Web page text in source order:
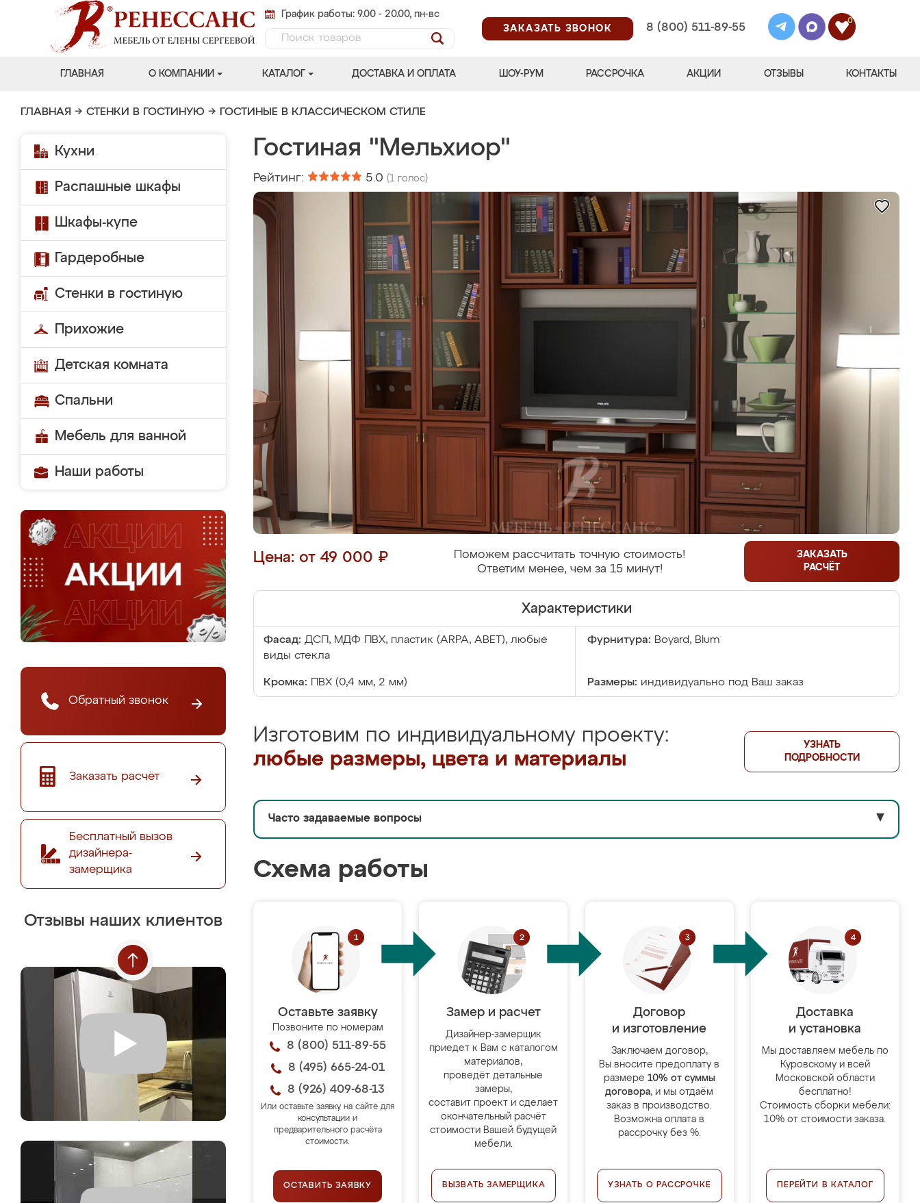
График работы: 9.00 - 20.00, пн-вс
ЗАКАЗАТЬ ЗВОНОК
8 (800) 511-89-55
0
ГЛАВНАЯ О КОМПАНИИ КАТАЛОГ ДОСТАВКА И ОПЛАТА ШОУ-РУМ РАССРОЧКА АКЦИИ ОТЗЫВЫ КОНТАКТЫ
ГЛАВНАЯ → СТЕНКИ В ГОСТИНУЮ → ГОСТИНЫЕ В КЛАССИЧЕСКОМ СТИЛЕ
Кухни
Распашные шкафы
Шкафы-купе
Гардеробные
Стенки в гостиную
Прихожие
Детская комната
Спальни
Мебель для ванной
Наши работы
Обратный звонок
Заказать расчёт
Бесплатный вызов
дизайнера-
замерщика
Отзывы наших клиентов
Гостиная "Мельхиор"
Рейтинг: 5.0 (1 голос)
Цена: от 49 000 ₽
Поможем рассчитать точную стоимость!
Ответим менее, чем за 15 минут!
ЗАКАЗАТЬ
РАСЧЁТ
Характеристики
Фасад: ДСП, МДФ ПВХ, пластик (ARPA, ABET), любые
виды стекла
Фурнитура: Boyard, Blum
Кромка: ПВХ (0,4 мм, 2 мм) Размеры: индивидуально под Ваш заказ
Изготовим по индивидуальному проекту:
любые размеры, цвета и материалы
УЗНАТЬ
ПОДРОБНОСТИ
Часто задаваемые вопросы ▼
Схема работы
Оставьте заявку
Позвоните по номерам
8 (800) 511-89-55
8 (495) 665-24-01
8 (926) 409-68-13
Или оставьте заявку на сайте для
консультации и
предварительного расчёта
стоимости.
ОСТАВИТЬ ЗАЯВКУ
Замер и расчет
Дизайнер-замерщик
приедет к Вам с каталогом
материалов,
проведёт детальные
замеры,
составит проект и сделает
окончательный расчёт
стоимости Вашей будущей
мебели.
ВЫЗВАТЬ ЗАМЕРЩИКА
Договор
и изготовление
Заключаем договор,
Вы вносите предоплату в
размере 10% от суммы
договора, и мы отдаём
заказ в производство.
Возможна оплата в
рассрочку без %.
УЗНАТЬ О РАССРОЧКЕ
Доставка
и установка
Мы доставляем мебель по
Куровскому и всей
Московской области
бесплатно!
Стоимость сборки мебели:
10% от стоимости заказа.
ПЕРЕЙТИ В КАТАЛОГ